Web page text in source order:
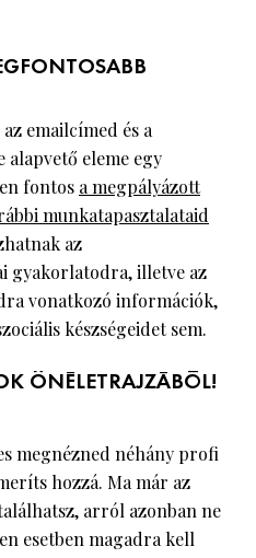
emailcímed és a
eleme egy
fontos a megpályázott
munkatapasztalataid
az
gyakorlatodra, illetve az
vonatkozó információk,
készségeidet sem.
ÖNÉLETRAJZÁBÓL!
megnézned néhány profi
hozzá. Ma már az
arról azonban ne
esetben magadra kell